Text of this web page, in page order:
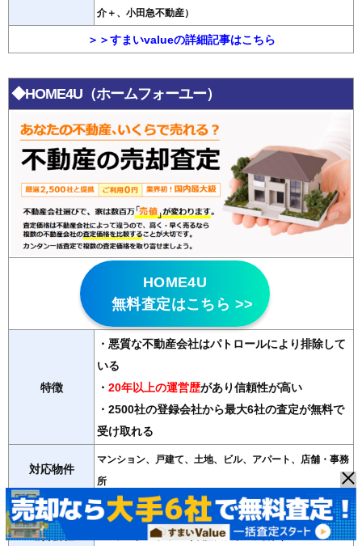
介＋、小田急不動産）
＞＞すまいvalueの詳細記事はこちら
◆HOME4U（ホームフォーユー）
HOME4U
無料査定はこちら >>
特徴
・悪質な不動産会社はパトロールにより排除して
いる
・ 20年以上の運営歴があり信頼性が高い
・2500社の登録会社から最大6社の査定が無料で
受け取れる
対応物件
マンション、戸建て、土地、ビル、アパート、店舗・事務
所
紹介会社数 最大6社
運営会社 NTTデータ・ウィズ（東証プライム子会社）